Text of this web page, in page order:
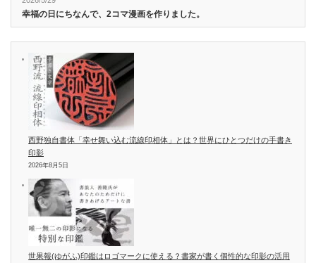
幸福の日にちなんで、2コマ漫画を作りました。
西野独自書体「幸せ舞い込む流線印相体」とは？世界にひとつだけの手書き
印影
2026年8月5日
世果報(ゆがふ)印鑑はロゴマークに使える？書家が書く個性的な印影の活用